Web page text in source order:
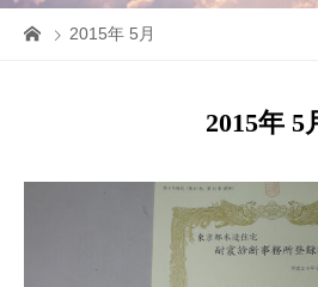
2015年 5月
2015年 5